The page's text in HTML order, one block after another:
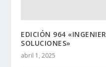
EDICIÓN 964
SOLUCIONES»
abril 1, 2025